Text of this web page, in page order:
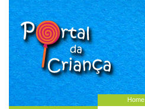
Home